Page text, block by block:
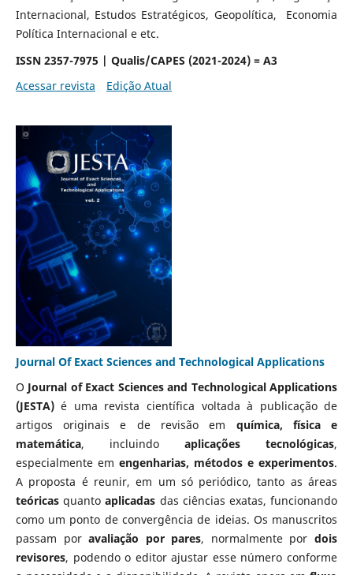
Internacional, Estudos Estratégicos, Geopolítica, Economia
Política Internacional e etc.
ISSN 2357-7975 | Qualis/CAPES (2021-2024) = A3
Acessar revista
Edição Atual
Journal Of Exact Sciences and Technological Applications
O Journal of Exact Sciences and Technological Applications
(JESTA)é uma revista científica voltada à publicação de
artigos originais e de revisão em química, física e
matemática, incluindoaplicações tecnológicas,
especialmente em engenharias, métodos e experimentos.
A proposta é reunir, em um só periódico, tanto as áreas
teóricasquantoaplicadas das ciências exatas, funcionando
como um ponto de convergência de ideias. Os manuscritos
passam poravaliação por pares, normalmente pordois
revisores, podendo o editor ajustar esse número conforme